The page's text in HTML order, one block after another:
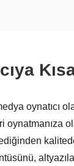
oynatıcı